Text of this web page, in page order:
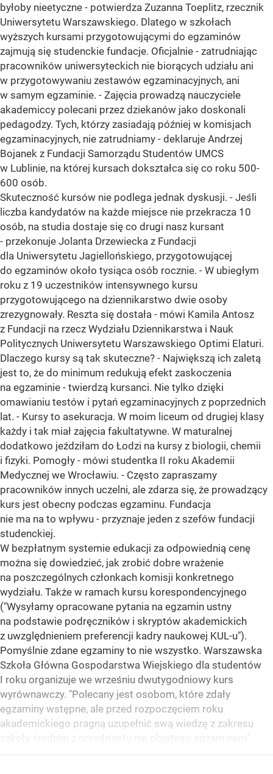
byłoby nieetyczne - potwierdza Zuzanna Toeplitz, rzecznik
Uniwersytetu Warszawskiego. Dlatego w szkołach
wyższych kursami przygotowującymi do egzaminów
zajmują się studenckie fundacje. Oficjalnie - zatrudniając
pracowników uniwersyteckich nie biorących udziału ani
w przygotowywaniu zestawów egzaminacyjnych, ani
w samym egzaminie. - Zajęcia prowadzą nauczyciele
akademiccy polecani przez dziekanów jako doskonali
pedagodzy. Tych, którzy zasiadają później w komisjach
egzaminacyjnych, nie zatrudniamy - deklaruje Andrzej
Bojanek z Fundacji Samorządu Studentów UMCS
w Lublinie, na której kursach dokształca się co roku 500-
600 osób.
Skuteczność kursów nie podlega jednak dyskusji. - Jeśli
liczba kandydatów na każde miejsce nie przekracza 10
osób, na studia dostaje się co drugi nasz kursant
- przekonuje Jolanta Drzewiecka z Fundacji
dla Uniwersytetu Jagiellońskiego, przygotowującej
do egzaminów około tysiąca osób rocznie. - W ubiegłym
roku z 19 uczestników intensywnego kursu
przygotowującego na dziennikarstwo dwie osoby
zrezygnowały. Reszta się dostała - mówi Kamila Antosz
z Fundacji na rzecz Wydziału Dziennikarstwa i Nauk
Politycznych Uniwersytetu Warszawskiego Optimi Elaturi.
Dlaczego kursy są tak skuteczne? - Największą ich zaletą
jest to, że do minimum redukują efekt zaskoczenia
na egzaminie - twierdzą kursanci. Nie tylko dzięki
omawianiu testów i pytań egzaminacyjnych z poprzednich
lat. - Kursy to asekuracja. W moim liceum od drugiej klasy
każdy i tak miał zajęcia fakultatywne. W maturalnej
dodatkowo jeździłam do Łodzi na kursy z biologii, chemii
i fizyki. Pomogły - mówi studentka II roku Akademii
Medycznej we Wrocławiu. - Często zapraszamy
pracowników innych uczelni, ale zdarza się, że prowadzący
kurs jest obecny podczas egzaminu. Fundacja
nie ma na to wpływu - przyznaje jeden z szefów fundacji
studenckiej.
W bezpłatnym systemie edukacji za odpowiednią cenę
można się dowiedzieć, jak zrobić dobre wrażenie
na poszczególnych członkach komisji konkretnego
wydziału. Także w ramach kursu korespondencyjnego
("Wysyłamy opracowane pytania na egzamin ustny
na podstawie podręczników i skryptów akademickich
z uwzględnieniem preferencji kadry naukowej KUL-u").
Pomyślnie zdane egzaminy to nie wszystko. Warszawska
Szkoła Główna Gospodarstwa Wiejskiego dla studentów
I roku organizuje we wrześniu dwutygodniowy kurs
wyrównawczy. "Polecany jest osobom, które zdały
egzaminy wstępne, ale przed rozpoczęciem roku
akademickiego pragną uzupełnić swą wiedzę z zakresu
szkoły średniej z przedmiotu nie objętego egzaminem".